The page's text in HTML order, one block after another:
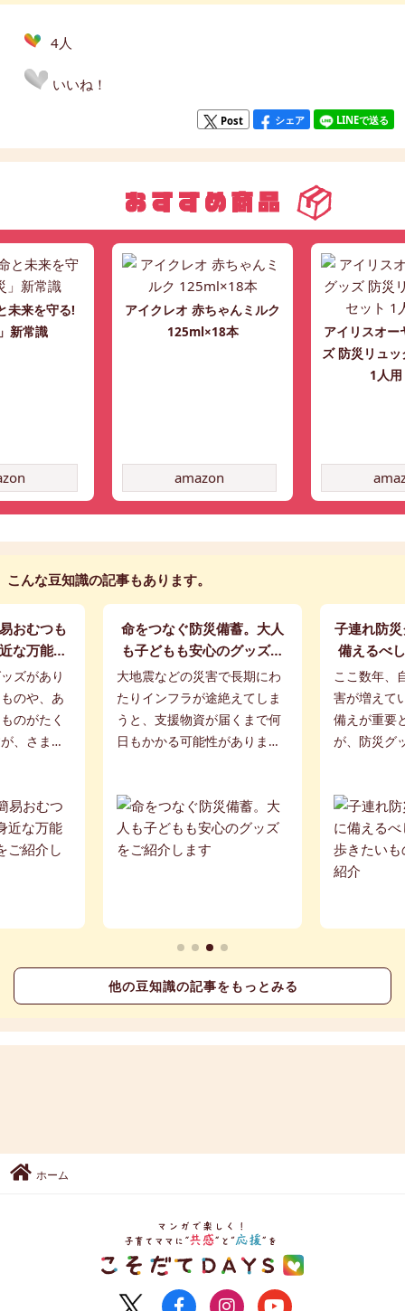
4人
いいね！
Post シェア LINEで送る
未来を守る!
新常識
アイクレオ 赤ちゃんミルク
125ml×18本
amazon
アイリスオー
ズ 防災リュ
1人
こんな豆知識の記事もあります。
おむつも
な万能防
紹介しま
ズがあり
のや、あ
のがたく
、さまざ
使える災
命をつなぐ防災備蓄。大人
も子どもも安心のグッズを
ご紹介します
大地震などの災害で長期にわ
たりインフラが途絶えてしま
うと、支援物資が届くまで何
日もかかる可能性がありま
必要です。今回は、避難が長
期化したとき、子ども...
子連れ防
備えるべ
きたいも
ここ数年、
害が増えて
備えが重要
が、防災グ
いでしょう
階に分けた
他の豆知識の記事をもっとみる
ホーム